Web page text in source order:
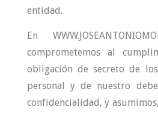
entidad.
En
comprometemos al
obligación de secreto de
personal y de nuestro
confidencialidad, y